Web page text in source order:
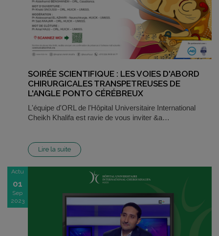
SOIRÉE SCIENTIFIQUE : LES VOIES D'ABORD
CHIRURGICALES TRANSPETREUSES DE
L'ANGLE PONTO CÉRÉBREUX
L'équipe d'ORL de l'Hôpital Universitaire International
Cheikh Khalifa est ravie de vous inviter &a…
Lire la suite
Actu
01
Sep
2023